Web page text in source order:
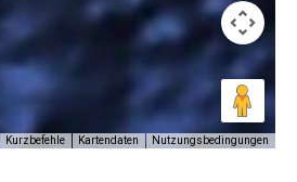
Kurzbefehle Kartendaten Nutzungsbedingungen